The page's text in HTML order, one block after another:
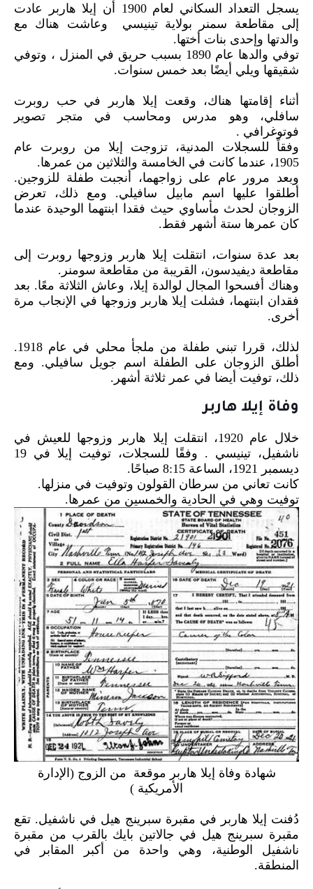
يسجل التعداد السكاني لعام 1900 أن إيلا هاربر عادت
إلى مقاطعة سمنر بولاية تينيسي وعاشت هناك مع
والدتها وإحدى بنات أختها.
توفي والدها عام 1890 بسبب حريق في المنزل ، وتوفي
شقيقها ويلي أيضًا بعد خمس سنوات.
أثناء إقامتها هناك، وقعت إيلا هاربر في حب روبرت
سافلي، وهو مدرس ومحاسب في متجر تصوير
فوتوغرافي .
وفقاً للسجلات المدنية، تزوجت إيلا من روبرت عام
1905، عندما كانت في الخامسة والثلاثين من عمرها.
وبعد مرور عام على زواجهما، أنجبت طفلة للزوجين.
أطلقوا عليها اسم مابيل سافيلي. ومع ذلك، تعرض
الزوجان لحدث مأساوي حيث فقدا ابنتهما الوحيدة عندما
كان عمرها ستة أشهر فقط.
بعد عدة سنوات، انتقلت إيلا هاربر وزوجها روبرت إلى
مقاطعة ديفيدسون، القريبة من مقاطعة سومنر.
وهناك أفسحوا المجال لوالدة إيلا، وعاش الثلاثة معًا. بعد
فقدان ابنتهما، فشلت إيلا هاربر وزوجها في الإنجاب مرة
أخرى.
لذلك، قررا تبني طفلة من ملجأ محلي في عام 1918.
أطلق الزوجان على الطفلة اسم جويل سافيلي. ومع
ذلك، توفيت أيضا في عمر ثلاثة أشهر.
وفاة إيلا هاربر
خلال عام 1920، انتقلت إيلا هاربر وزوجها للعيش في
ناشفيل، تينيسي . وفقًا للسجلات، توفيت إيلا في 19
ديسمبر 1921، الساعة 8:15 صباحًا.
كانت تعاني من سرطان القولون وتوفيت في منزلها.
توفيت وهي في الحادية والخمسين من عمرها.
شهادة وفاة إيلا هاربر موقعة من الزوج (الإدارة
الأمريكية )
دُفنت إيلا هاربر في مقبرة سبرينج هيل في ناشفيل. تقع
مقبرة سبرينج هيل في جالاتين بايك بالقرب من مقبرة
ناشفيل الوطنية، وهي واحدة من أكبر المقابر في
المنطقة.